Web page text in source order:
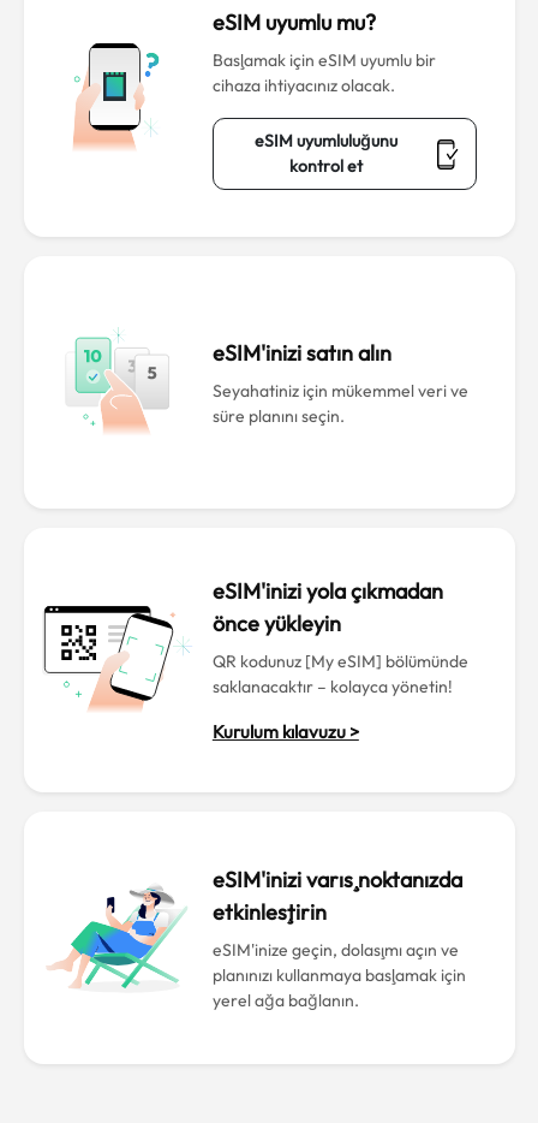
eSIM uyumlu mu?
Başlamak için eSIM uyumlu bir
cihaza ihtiyacınız olacak.
eSIM uyumluluğunu
kontrol et
eSIM'inizi satın alın
Seyahatiniz için mükemmel veri ve
süre planını seçin.
eSIM'inizi yola çıkmadan
önce yükleyin
QR kodunuz [My eSIM] bölümünde
saklanacaktır – kolayca yönetin!
Kurulum kılavuzu >
eSIM'inizi varış noktanızda
etkinleştirin
eSIM'inize geçin, dolaşımı açın ve
planınızı kullanmaya başlamak için
yerel ağa bağlanın.